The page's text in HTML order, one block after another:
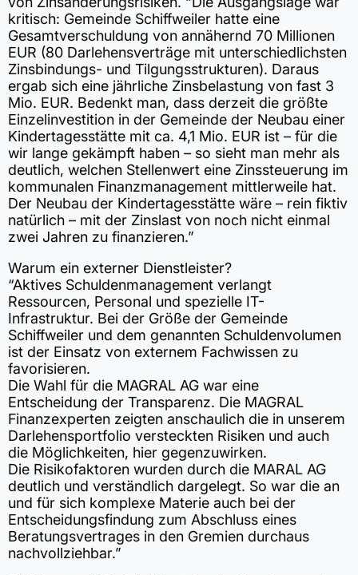
kritisch: Gemeinde Schiffweiler hatte eine
Gesamtverschuldung von annähernd 70 Millionen
EUR (80 Darlehensverträge mit unterschiedlichsten
Zinsbindungs- und Tilgungsstrukturen). Daraus
ergab sich eine jährliche Zinsbelastung von fast 3
Mio. EUR. Bedenkt man, dass derzeit die größte
Einzelinvestition in der Gemeinde der Neubau einer
Kindertagesstätte mit ca. 4,1 Mio. EUR ist – für die
wir lange gekämpft haben – so sieht man mehr als
deutlich, welchen Stellenwert eine Zinssteuerung im
kommunalen Finanzmanagement mittlerweile hat.
Der Neubau der Kindertagesstätte wäre – rein fiktiv
natürlich – mit der Zinslast von noch nicht einmal
zwei Jahren zu finanzieren.”
Warum ein externer Dienstleister?
“Aktives Schuldenmanagement verlangt
Ressourcen, Personal und spezielle IT-
Infrastruktur. Bei der Größe der Gemeinde
Schiffweiler und dem genannten Schuldenvolumen
ist der Einsatz von externem Fachwissen zu
favorisieren.
Die Wahl für die MAGRAL AG war eine
Entscheidung der Transparenz. Die MAGRAL
Finanzexperten zeigten anschaulich die in unserem
Darlehensportfolio versteckten Risiken und auch
die Möglichkeiten, hier gegenzuwirken.
Die Risikofaktoren wurden durch die MARAL AG
deutlich und verständlich dargelegt. So war die an
und für sich komplexe Materie auch bei der
Entscheidungsfindung zum Abschluss eines
Beratungsvertrages in den Gremien durchaus
nachvollziehbar.”